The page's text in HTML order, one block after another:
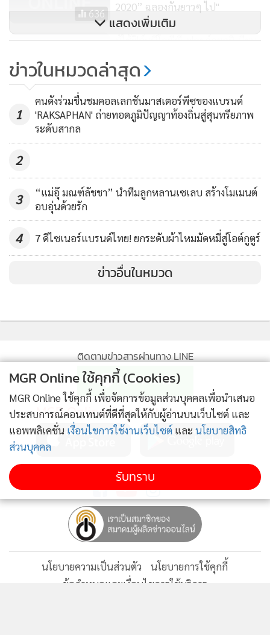
636
2020” ฉลองกันยาวๆ ไป"
153
ผู้ใช้ฟิล์มบีโอพีพี-ฟอยล์อะลูมิเนียม
เอดี-เซฟการ์ด
แสดงเพิ่มเติม
ข่าวในหมวดล่าสุด
1
คนดังร่วมชื่นชมคอลเลกชันมาสเตอร์พีซของแบรนด์
'RAKSAPHAN' ถ่ายทอดภูมิปัญญาท้องถิ่นสู่สุนทรียภาพ
ระดับสากล
2
3
“แม่อุ๊ มณฑ์ลัชชา” นำทีมลูกหลานเซเลบ สร้างโมเมนต์
อบอุ่นด้วยรัก
4 7 ดีไซเนอร์แบรนด์ไทย! ยกระดับผ้าไหมมัดหมี่สู่โอต์กูตูร์
ข่าวอื่นในหมวด
ติดตามข่าวสารผ่านทาง LINE
MGR Online Application
ติดตาม MGR Online
นโยบายความเป็นส่วนตัว
นโยบายการใช้คุกกี้
ข้อกำหนดและเงื่อนไขการใช้บริการ
MGR Online ใช้คุกกี้ (Cookies)
MGR Online ใช้คุกกี้ เพื่อจัดการข้อมูลส่วนบุคคลเพื่อนำเสนอ
ประสบการณ์คอนเทนต์ที่ดีที่สุดให้กับผู้อ่านบนเว็บไซต์ และ
แอพพลิเคชั่น เงื่อนไขการใช้งานเว็บไซต์ และ นโยบายสิทธิ
ส่วนบุคคล
รับทราบ